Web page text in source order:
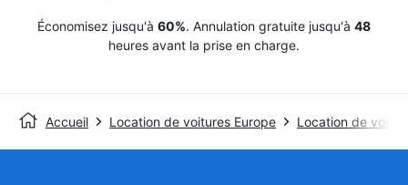
Économisez jusqu'à 60%. Annulation gratuite jusqu'à 48
heures avant la prise en charge.
Accueil Location de voitures Europe Location de